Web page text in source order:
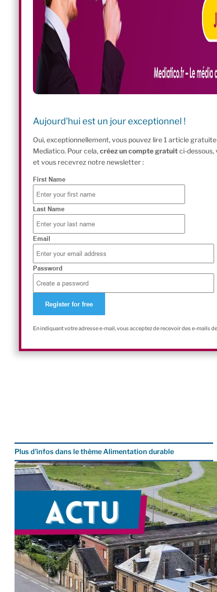
Aujourd'hui est un jour exceptionnel !
Oui, exceptionnellement, vous pouvez lire 1 article
Mediatico. Pour cela,créez un compte gratuitci-dessous,
et vous recevrez notre newsletter :
First Name
Last Name
Email
Password
En indiquant votre adresse e-mail, vous acceptez de recevoir des e-mails
Plus d’infos dans le thème Alimentation durable